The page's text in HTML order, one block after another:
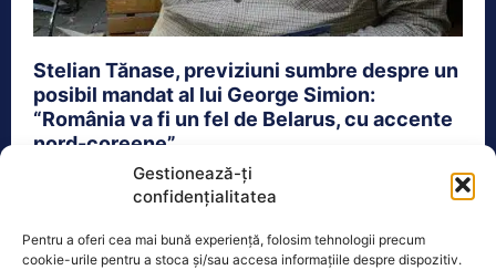
Gestionează-ți
confidențialitatea
Pentru a oferi cea mai bună experiență, folosim tehnologii precum
cookie-urile pentru a stoca și/sau accesa informațiile despre dispozitiv.
Stelian Tănase, previziuni sumbre despre un
posibil mandat al lui George Simion:
“România va fi un fel de Belarus, cu accente
nord-coreene”
6 Mai 2025
îngrijorări profunde cu privire la viitorul României în